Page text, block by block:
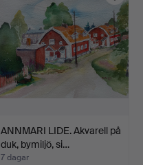
ANNMARI LIDE. Akvarell på
duk, bymiljö, si…
7 dagar